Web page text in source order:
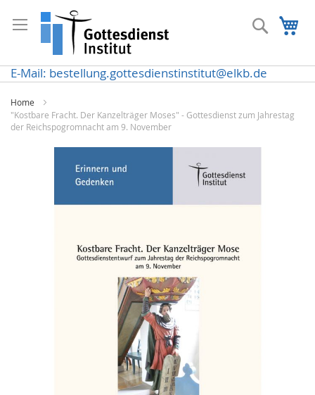
zum
Inhalt
Suche
E-Mail: bestellung.gottesdienstinstitut@elkb.de
Home
"Kostbare Fracht. Der Kanzelträger Moses" - Gottesdienst zum Jahrestag
der Reichspogromnacht am 9. November